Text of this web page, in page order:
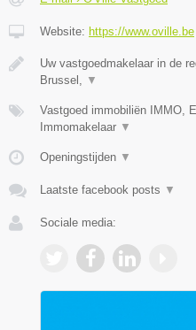
Website: https://www.oville.be
Uw vastgoedmakelaar in de
Brussel, ▼
Vastgoed immobiliën IMMO,
Immomakelaar ▼
Openingstijden ▼
Laatste facebook posts ▼
Sociale media: